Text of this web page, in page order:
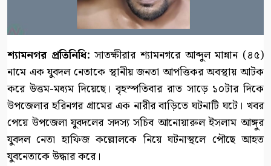
শ্যামনগর প্রতিনিধি: সাতক্ষীরার শ্যামনগরে আব্দুল মান্নান (৪৫)
নামে এক যুবদল নেতাকে স্থানীয় জনতা আপত্তিকর অবস্থায় আটক
করে উত্তম-মধ্যম দিয়েছে। বৃহস্পতিবার রাত সাড়ে ১০টার দিকে
উপজেলার হরিনগর গ্রামের এক নারীর বাড়িতে ঘটনাটি ঘটে। খবর
পেয়ে উপজেলা যুবদলের সদস্য সচিব আনোয়ারুল ইসলাম আঙ্গুর
যুবদল নেতা হাফিজ কল্লোলকে নিয়ে ঘটনাস্থলে পৌছে আহত
যুবনেতাকে উদ্ধার করে।